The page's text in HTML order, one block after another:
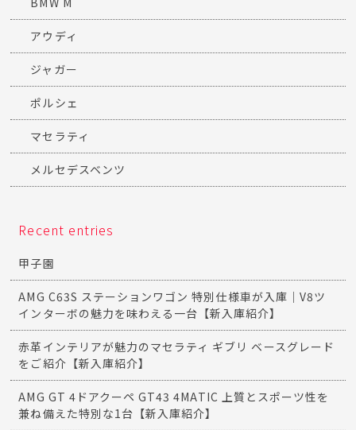
アウディ
ジャガー
ポルシェ
マセラティ
メルセデスベンツ
Recent entries
甲子園
AMG C63S ステーションワゴン 特別仕様車が入庫｜V8ツ
インターボの魅力を味わえる一台【新入庫紹介】
赤革インテリアが魅力のマセラティ ギブリ ベースグレード
をご紹介【新入庫紹介】
AMG GT 4ドアクーペ GT43 4MATIC 上質とスポーツ性を
兼ね備えた特別な1台【新入庫紹介】